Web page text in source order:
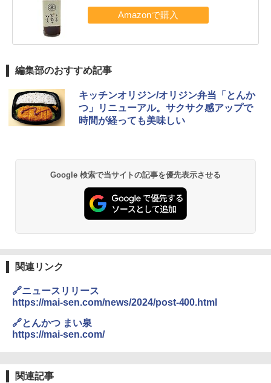
編集部のおすすめ記事
キッチンオリジン/オリジン弁当「とんか
つ」リニューアル。サクサク感アップで
時間が経っても美味しい
Google 検索で当サイトの記事を優先表示させる
関連リンク
🔗ニュースリリース
https://mai-sen.com/news/2024/post-400.html
🔗とんかつ まい泉
https://mai-sen.com/
関連記事